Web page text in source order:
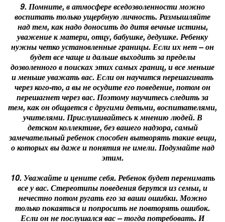
9. Помните, в атмосфере вседозволенности можно
воспитать только ущербную личность. Размышляйте
над тем, как надо доносить до дитя вечные истины,
уважение к матери, отцу, бабушке, дедушке. Ребенку
нужны четко установленные границы. Если их нет – он
будет все чаще и дальше выходить за пределы
дозволенного в поисках этих самых границ, и все меньше
и меньше уважать вас. Если он научится перешагивать
через кого-то, а вы не осудите его поведение, потом он
перешагнет через вас. Поэтому научитесь следить за
тем, как он общается с другими детьми, воспитателями,
учителями. Прислушивайтесь к мнению людей. В
детском коллективе, без вашего надзора, самый
замечательный ребенок способен вытворять такие вещи,
о которых вы даже и понятия не имели. Подумайте над
этим.
10. Уважайте и цените себя. Ребенок будет перенимать
все у вас. Стереотипы поведения берутся из семьи, и
нечестно потом ругать его за ваши ошибки. Можно
только покаяться и попросить не повторять ошибок.
Если он не послушался вас – тогда потребовать. И